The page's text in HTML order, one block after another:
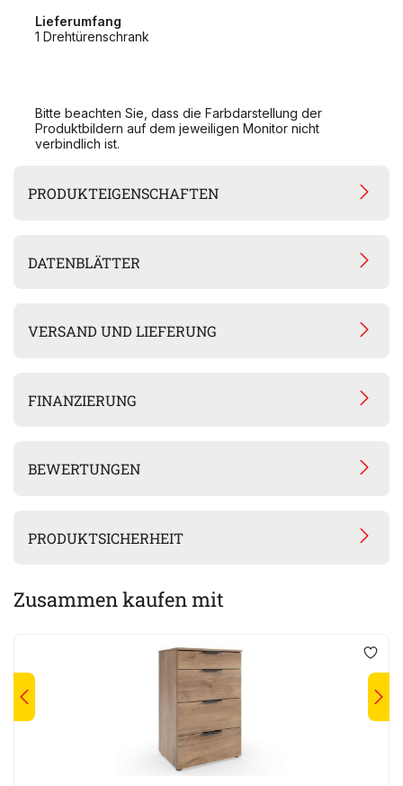
Lieferumfang
1 Drehtürenschrank
Bitte beachten Sie, dass die Farbdarstellung der
Produktbildern auf dem jeweiligen Monitor nicht
verbindlich ist.
PRODUKTEIGENSCHAFTEN
DATENBLÄTTER
VERSAND UND LIEFERUNG
FINANZIERUNG
BEWERTUNGEN
PRODUKTSICHERHEIT
Zusammen kaufen mit